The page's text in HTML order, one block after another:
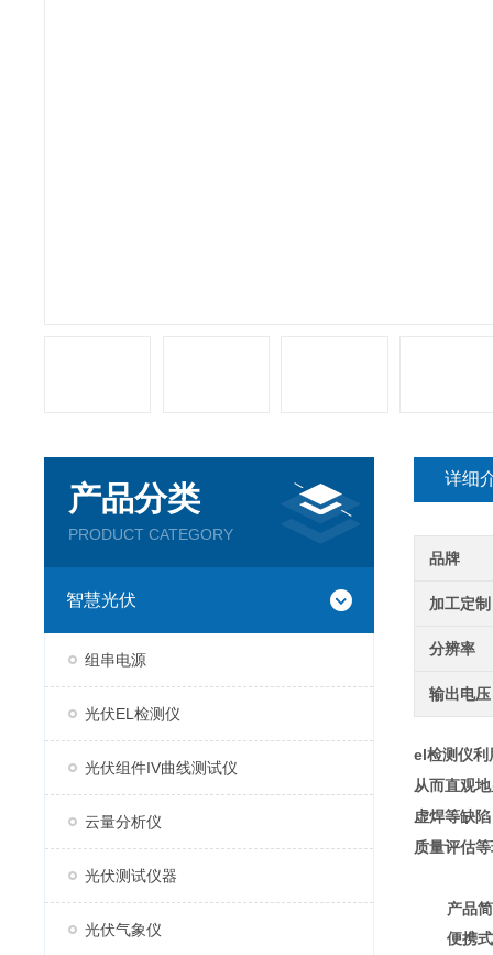
产品分类
PRODUCT CATEGORY
智慧光伏
组串电源
光伏EL检测仪
光伏组件IV曲线测试仪
云量分析仪
光伏测试仪器
光伏气象仪
详细
品牌
加工定制
分辨率
输出电压
el检测仪利
从而直观
虚焊等缺
质量评估
产品
便携式